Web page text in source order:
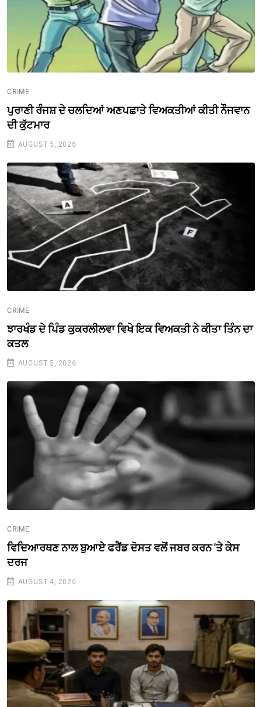
CRIME
ਪੁਰਾਣੀ ਰੰਜਸ਼ ਦੇ ਚਲਦਿਆਂ ਅਣਪਛਾਤੇ ਵਿਅਕਤੀਆਂ ਕੀਤੀ ਨੌੌਜਵਾਨ
ਦੀ ਕੁੱਟਮਾਰ
AUGUST 5, 2026
CRIME
ਝਾਰਖੰਡ ਦੇ ਪਿੰਡ ਕੁਕਰਲੀਲਵਾ ਵਿਖੇ ਇਕ ਵਿਅਕਤੀ ਨੇ ਕੀਤਾ ਤਿੰਨ ਦਾ
ਕਤਲ
AUGUST 5, 2026
CRIME
ਵਿਦਿਆਰਥਣ ਨਾਲ ਬੁਆਏ ਫਰੈਂਡ ਦੋਸਤ ਵਲੋਂ ਜਬਰ ਕਰਨ 'ਤੇ ਕੇਸ
ਦਰਜ
AUGUST 4, 2026